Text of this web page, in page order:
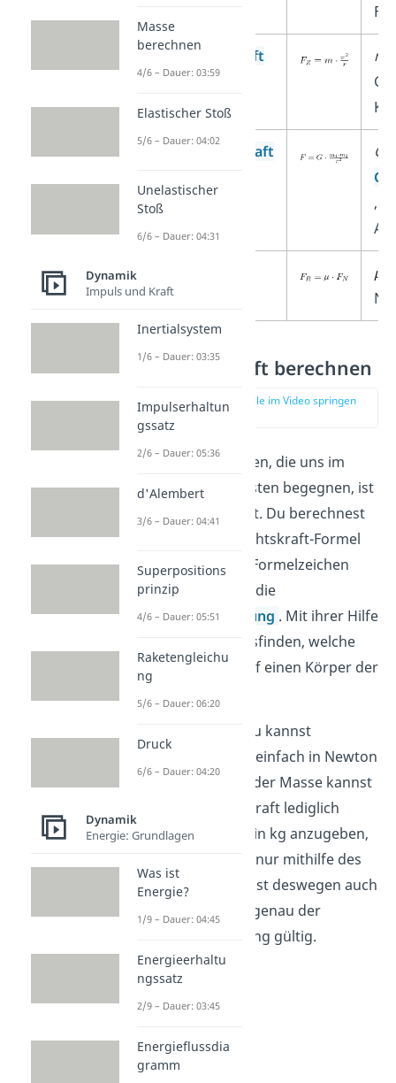
Zentripetalkraft m
Gravitationskraft G
,
Gewichtskraft berechnen
zur Stelle im Video springen
(03:35)
Eine der Kraftarten, die uns im
Alltag am häufigsten begegnen, ist
die Gewichtskraft. Du berechnest
sie mit der Gewichtskraft-Formel
. Das Formelzeichen
gsteht dabei für die
Fallbeschleunigung . Mit ihrer Hilfe
kannst du herausfinden, welche
Gewichtskraft auf einen Körper der
Du kannst
Kilogramm nicht einfach in Newton
umwandeln. Mit der Masse kannst
du die Gewichtskraft lediglich
berechnen. 1 kN in kg anzugeben,
funktioniert also nur mithilfe des
Ortsfaktors und ist deswegen auch
nur für Orte mit genau der
Fallbeschleunigung gültig.
Masse
berechnen
4/6 – Dauer: 03:59
Elastischer Stoß
5/6 – Dauer: 04:02
Unelastischer
Stoß
6/6 – Dauer: 04:31
Dynamik
Impuls und Kraft
Inertialsystem
1/6 – Dauer: 03:35
Impulserhaltun
gssatz
2/6 – Dauer: 05:36
d'Alembert
3/6 – Dauer: 04:41
Superpositions
prinzip
4/6 – Dauer: 05:51
Raketengleichu
ng
5/6 – Dauer: 06:20
Druck
6/6 – Dauer: 04:20
Dynamik
Energie: Grundlagen
Was ist
Energie?
1/9 – Dauer: 04:45
Energieerhaltu
ngssatz
2/9 – Dauer: 03:45
Energieflussdia
gramm